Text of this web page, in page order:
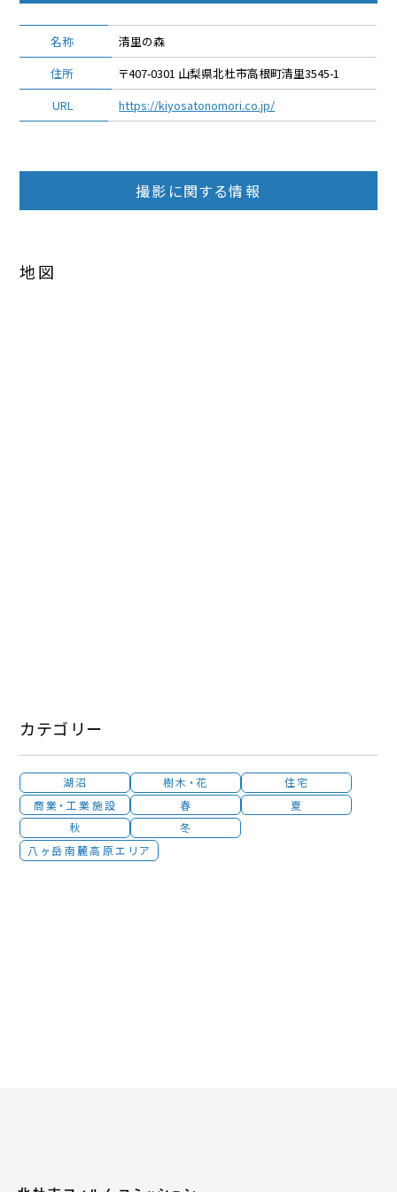
名称
清里の森
住所
〒407-0301 山梨県北杜市高根町清里3545-1
URL
https://kiyosatonomori.co.jp/
撮影に関する情報
地図
カテゴリー
湖沼 樹木・花
住宅
商業・工業施設
春
夏
秋
冬
八ヶ岳南麓高原エリア